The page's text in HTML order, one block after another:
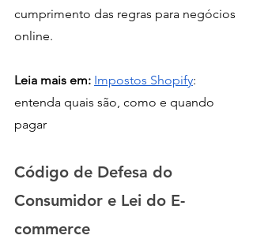
cumprimento das regras para negócios
online.
Leia mais em: Impostos Shopify:
entenda quais são, como e quando
pagar
Código de Defesa do
Consumidor e Lei do E-
commerce